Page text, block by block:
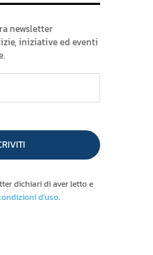
newsletter
iniziative ed eventi
dichiari di aver letto e
d'uso.